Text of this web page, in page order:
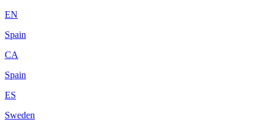
EN
Spain
CA
Spain
ES
Sweden